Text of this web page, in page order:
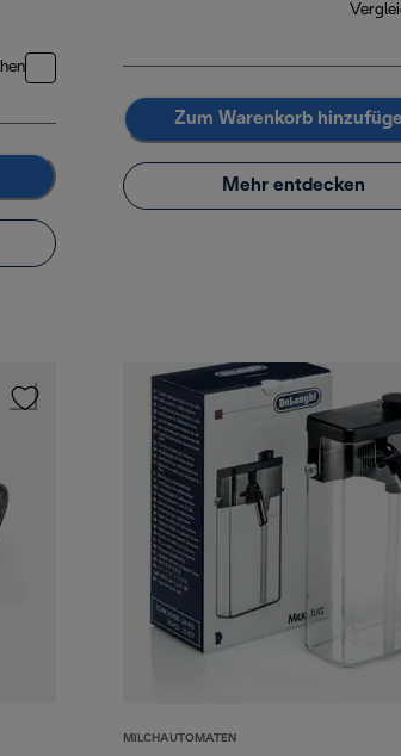
Zum Warenkorb
Mehr entdecken
MILCHAUTOMATEN